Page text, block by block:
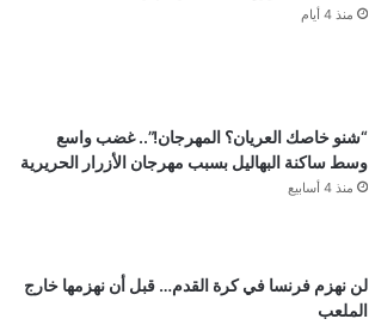
منذ 4 أيام
“شنو خاصك العريان؟ المهرجان!”.. غضب واسع
وسط ساكنة البهاليل بسبب مهرجان الأزرار الحريرية
منذ 4 أسابيع
لن نهزم فرنسا في كرة القدم… قبل أن نهزمها خارج
الملعب